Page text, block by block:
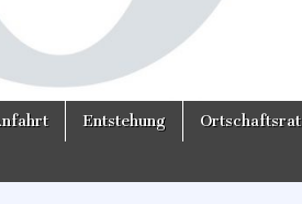
Entstehung Ortschaftsrat